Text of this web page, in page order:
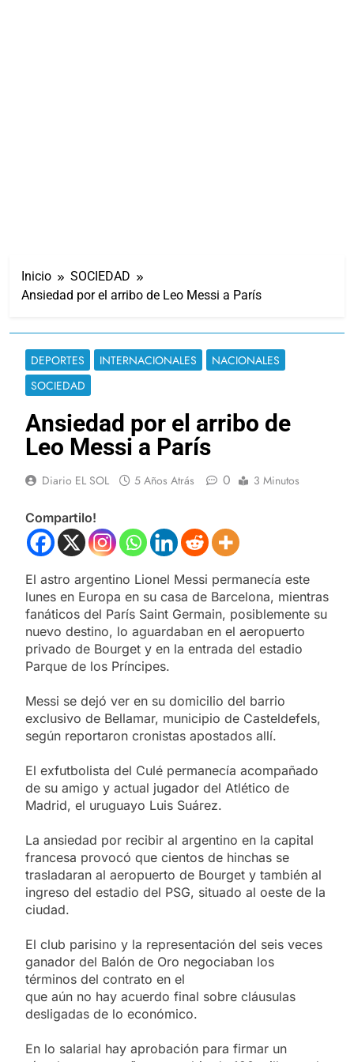
Inicio
SOCIEDAD
Ansiedad por el arribo de Leo Messi a París
DEPORTES INTERNACIONALES
NACIONALES
SOCIEDAD
Ansiedad por el arribo de
Leo Messi a París
Diario EL SOL 5 Años Atrás 0 3 Minutos
Compartilo!
El astro argentino Lionel Messi permanecía este
lunes en Europa en su casa de Barcelona, mientras
fanáticos del París Saint Germain, posiblemente su
nuevo destino, lo aguardaban en el aeropuerto
privado de Bourget y en la entrada del estadio
Parque de los Príncipes.
Messi se dejó ver en su domicilio del barrio
exclusivo de Bellamar, municipio de Casteldefels,
según reportaron cronistas apostados allí.
El exfutbolista del Culé permanecía acompañado
de su amigo y actual jugador del Atlético de
Madrid, el uruguayo Luis Suárez.
La ansiedad por recibir al argentino en la capital
francesa provocó que cientos de hinchas se
trasladaran al aeropuerto de Bourget y también al
ingreso del estadio del PSG, situado al oeste de la
ciudad.
El club parisino y la representación del seis veces
ganador del Balón de Oro negociaban los
términos del contrato en el
que aún no hay acuerdo final sobre cláusulas
desligadas de lo económico.
En lo salarial hay aprobación para firmar un